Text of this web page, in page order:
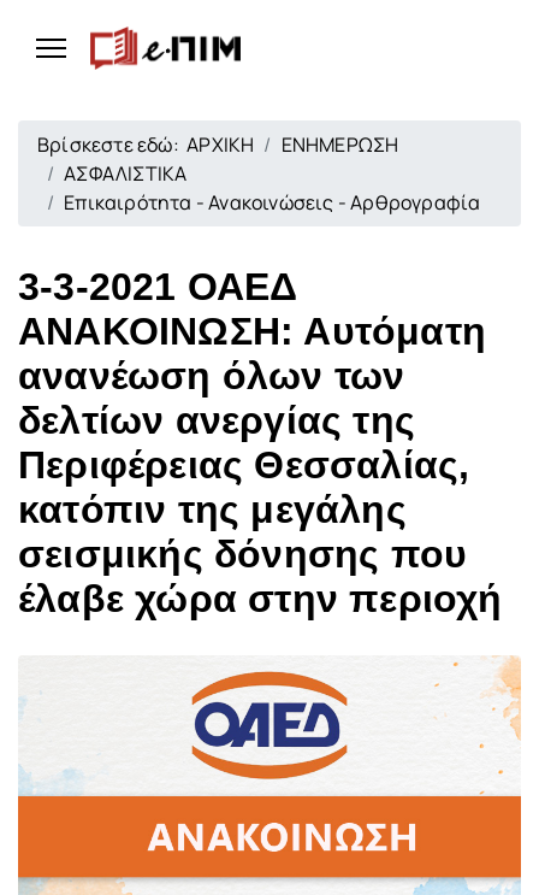
Βρίσκεστε εδώ:ΑΡΧΙΚΗ
ΕΝΗΜΕΡΩΣΗ
ΑΣΦΑΛΙΣΤΙΚΑ
Επικαιρότητα - Ανακοινώσεις - Αρθρογραφία
3-3-2021 ΟΑΕΔ
ΑΝΑΚΟΙΝΩΣΗ: Αυτόματη
ανανέωση όλων των
δελτίων ανεργίας της
Περιφέρειας Θεσσαλίας,
κατόπιν της μεγάλης
σεισμικής δόνησης που
έλαβε χώρα στην περιοχή